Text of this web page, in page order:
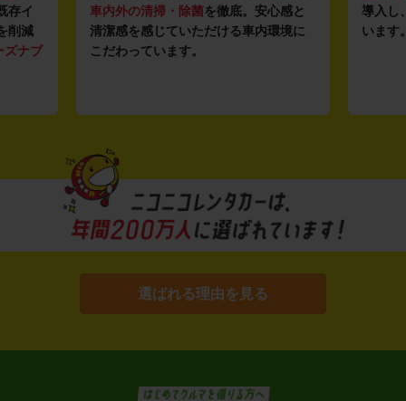
存イ
削減
ズナブ
車内外の清掃・除菌を徹底。安心感と
清潔感を感じていただける車内環境に
こだわっています。
導入し
います
選ばれる理由を見る